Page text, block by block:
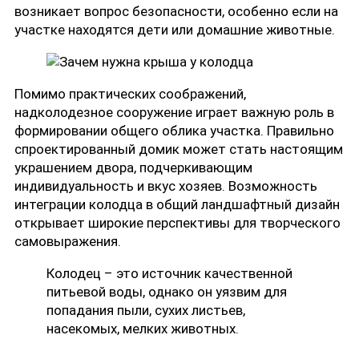
возникает вопрос безопасности, особенно если на
участке находятся дети или домашние животные.
Помимо практических соображений,
надколодезное сооружение играет важную роль в
формировании общего облика участка. Правильно
спроектированный домик может стать настоящим
украшением двора, подчеркивающим
индивидуальность и вкус хозяев. Возможность
интеграции колодца в общий ландшафтный дизайн
открывает широкие перспективы для творческого
самовыражения.
Колодец – это источник качественной
питьевой воды, однако он уязвим для
попадания пыли, сухих листьев,
насекомых, мелких животных.